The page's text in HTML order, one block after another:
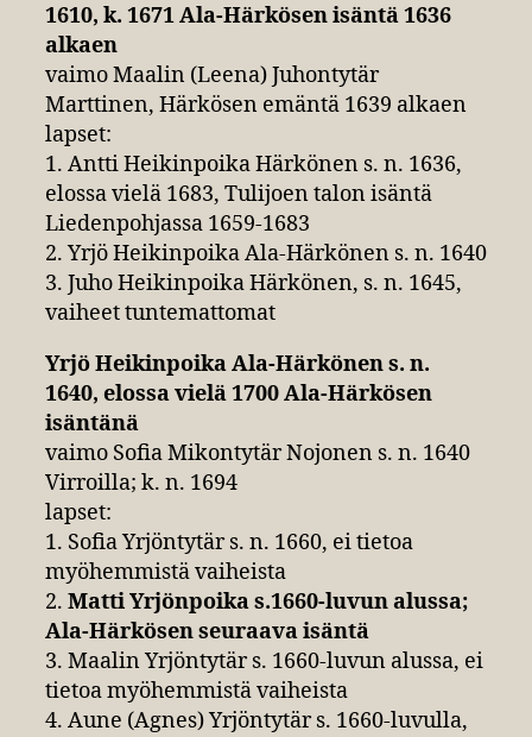
1610, k. 1671 Ala-Härkösen isäntä 1636
alkaen
vaimo Maalin (Leena) Juhontytär
Marttinen, Härkösen emäntä 1639 alkaen
lapset:
1. Antti Heikinpoika Härkönen s. n. 1636,
elossa vielä 1683, Tulijoen talon isäntä
Liedenpohjassa 1659-1683
2. Yrjö Heikinpoika Ala-Härkönen s. n. 1640
3. Juho Heikinpoika Härkönen, s. n. 1645,
vaiheet tuntemattomat
Yrjö Heikinpoika Ala-Härkönen s. n.
1640, elossa vielä 1700 Ala-Härkösen
isäntänä
vaimo Sofia Mikontytär Nojonen s. n. 1640
Virroilla; k. n. 1694
lapset:
1. Sofia Yrjöntytär s. n. 1660, ei tietoa
myöhemmistä vaiheista
2. Matti Yrjönpoika s.1660-luvun alussa;
Ala-Härkösen seuraava isäntä
3. Maalin Yrjöntytär s. 1660-luvun alussa, ei
tietoa myöhemmistä vaiheista
4. Aune (Agnes) Yrjöntytär s. 1660-luvulla,